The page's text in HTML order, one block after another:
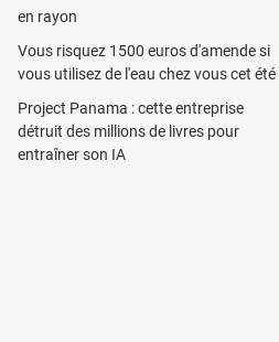
en rayon
Vous risquez 1500 euros d'amende si
vous utilisez de l'eau chez vous cet été
Project Panama : cette entreprise
détruit des millions de livres pour
entraîner son IA